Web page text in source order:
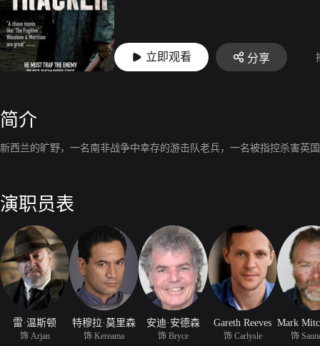
立即观看 分享
简介
新西兰的旷野，一名南非战争中幸存的游击队老兵，一名被指控杀害英
演职员表
雷·温斯顿
饰 Arjan
特穆拉·莫里森
饰 Kereama
安迪·安德森
饰 Bryce
Gareth Reeves
饰 Carlysle
Mark
饰